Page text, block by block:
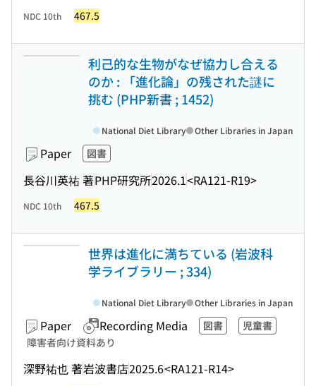
NDC 10th 467.5
利己的な生物がなぜ協力し合える
のか : 「進化論」の残された謎に
挑む (PHP新書 ; 1452)
Paper 図書
長谷川英祐 著PHP研究所2026.1<RA121-R19>
National Diet Library Other Libraries in Japan
NDC 10th 467.5
世界は進化に満ちている (岩波科
学ライブラリー ; 334)
Paper Recording Media 図書
児童書
障害者向け資料あり
深野祐也 著岩波書店2025.6<RA121-R14>
National Diet Library Other Libraries in Japan